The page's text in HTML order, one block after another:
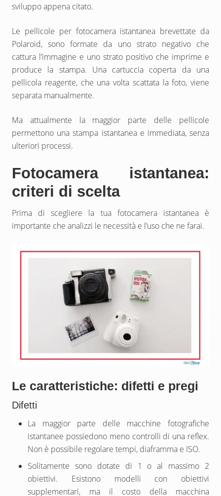
sviluppo appena citato.
Le pellicole per fotocamera istantanea brevettate da
Polaroid, sono formate da uno strato negativo che
cattura l’immagine e uno strato positivo che imprime e
produce la stampa. Una cartuccia coperta da una
pellicola reagente, che una volta scattata la foto, viene
separata manualmente.
Ma attualmente la maggior parte delle pellicole
permettono una stampa istantanea e immediata, senza
ulteriori processi.
Fotocamera istantanea:
criteri di scelta
Prima di scegliere la tua fotocamera istantanea è
importante che analizzi le necessità e l’uso che ne farai.
Le caratteristiche: difetti e pregi
Difetti
La maggior parte delle macchine fotografiche
istantanee possiedono meno controlli di una reflex.
Non è possibile regolare tempi, diaframma e ISO.
Solitamente sono dotate di 1 o al massimo 2
obiettivi. Esistono modelli con obiettivi
supplementari, ma il costo della macchina